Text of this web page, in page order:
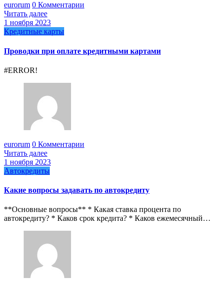
eurorum 0 Комментарии
Читать далее
1 ноября 2023
Кредитные карты
Проводки при оплате кредитными картами
#ERROR!
eurorum 0 Комментарии
Читать далее
1 ноября 2023
Автокредиты
Какие вопросы задавать по автокредиту
**Основные вопросы** * Какая ставка процента по
автокредиту? * Каков срок кредита? * Каков ежемесячный…